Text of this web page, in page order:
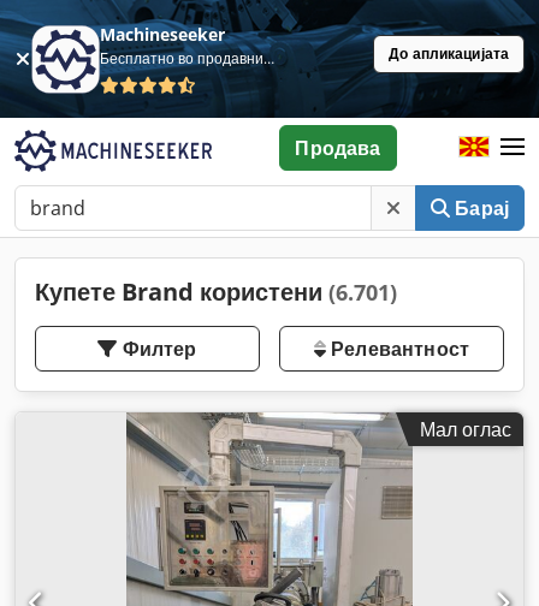
Machineseeker
Бесплатно во продавница До апликацијата
Барај
Продава
Купете Brand користени (6.701)
Филтер Релевантност
Мал оглас